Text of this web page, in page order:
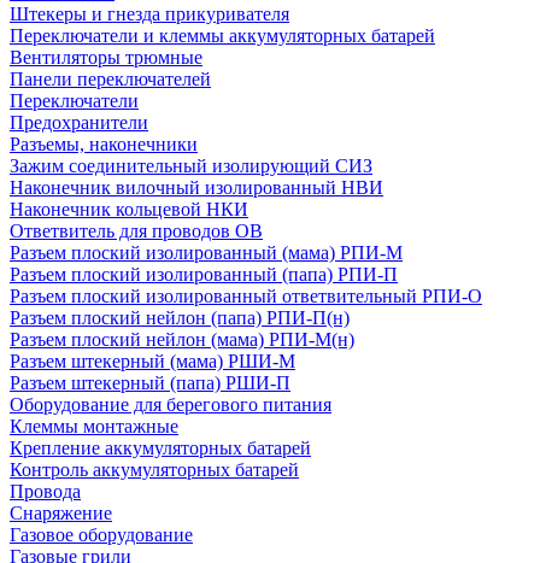
Штекеры и гнезда прикуривателя
Переключатели и клеммы аккумуляторных батарей
Вентиляторы трюмные
Панели переключателей
Переключатели
Предохранители
Разъемы, наконечники
Зажим соединительный изолирующий СИЗ
Наконечник вилочный изолированный НВИ
Наконечник кольцевой НКИ
Ответвитель для проводов ОВ
Разъем плоский изолированный (мама) РПИ-М
Разъем плоский изолированный (папа) РПИ-П
Разъем плоский изолированный ответвительный РПИ-О
Разъем плоский нейлон (папа) РПИ-П(н)
Разъем плоский нейлон (мама) РПИ-М(н)
Разъем штекерный (мама) РШИ-М
Разъем штекерный (папа) РШИ-П
Оборудование для берегового питания
Клеммы монтажные
Крепление аккумуляторных батарей
Контроль аккумуляторных батарей
Провода
Снаряжение
Газовое оборудование
Газовые грили